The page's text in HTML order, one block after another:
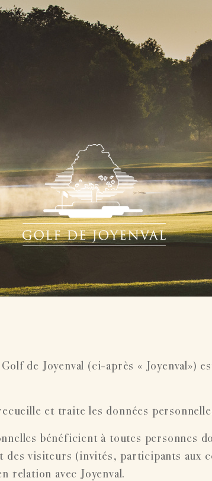
de Joyenval (ci-après « Joyenval»)
et traite les données
bénéficient à toutes personnes
des visiteurs (invités, participants aux
relation avec Joyenval.